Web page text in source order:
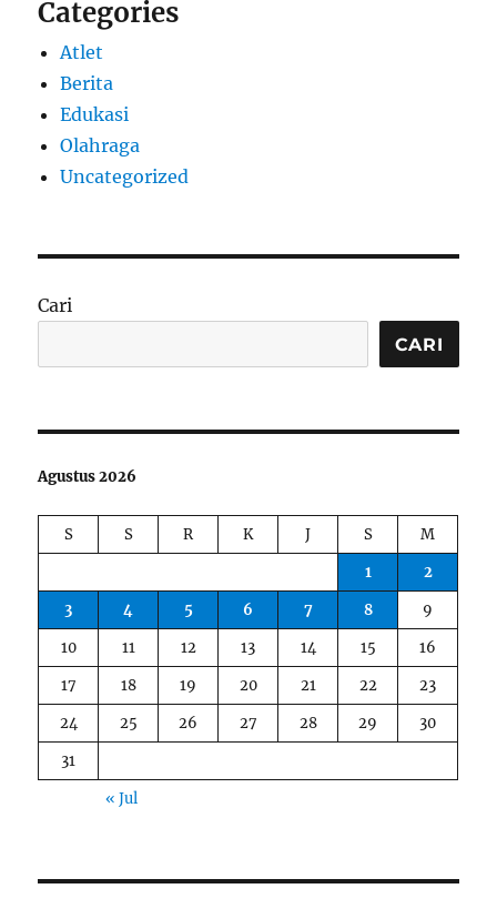
Categories
Atlet
Berita
Edukasi
Olahraga
Uncategorized
Cari
CARI
Agustus 2026
S S R K J S
M
1
2
3
4 5 6 7 8
9
10
11 12 13 14 15
16
17
18 19 20 21 22
23
24
25 26 27 28 29
30
31
« Jul